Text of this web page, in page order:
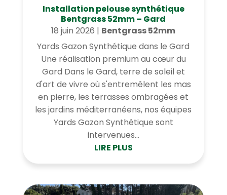
Installation pelouse synthétique
Bentgrass 52mm – Gard
18 juin 2026 | Bentgrass 52mm
Yards Gazon Synthétique dans le Gard
Une réalisation premium au cœur du
Gard Dans le Gard, terre de soleil et
d'art de vivre où s'entremêlent les mas
en pierre, les terrasses ombragées et
les jardins méditerranéens, nos équipes
Yards Gazon Synthétique sont
intervenues...
LIRE PLUS